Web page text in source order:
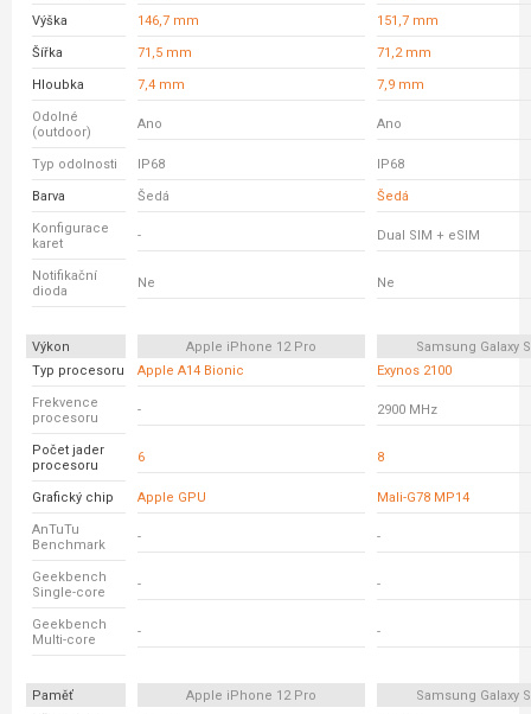
Výška 146,7 mm 151,7 mm
Šířka 71,5 mm 71,2 mm
Hloubka 7,4 mm 7,9 mm
Odolné
(outdoor)
Ano Ano
Typ odolnosti IP68 IP68
Barva Šedá Šedá
Konfigurace
karet
- Dual SIM + eSIM
Notifikační
dioda
Ne Ne
Výkon Apple iPhone 12 Pro
Samsung Galaxy
Typ procesoru
Apple A14 Bionic Exynos 2100
Frekvence
procesoru
- 2900 MHz
Počet jader
procesoru
6 8
Grafický chip Apple GPU Mali-G78 MP14
AnTuTu
Benchmark
- -
Geekbench
Single-core
- -
Geekbench
Multi-core
- -
Paměť Apple iPhone 12 Pro
Samsung Galaxy